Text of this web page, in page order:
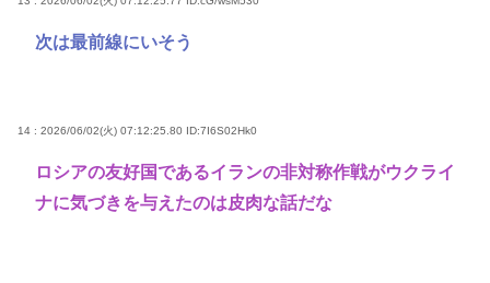
次は最前線にいそう
14 : 2026/06/02(火) 07:12:25.80 ID:7I6S02Hk0
ロシアの友好国であるイランの非対称作戦がウクライ
ナに気づきを与えたのは皮肉な話だな